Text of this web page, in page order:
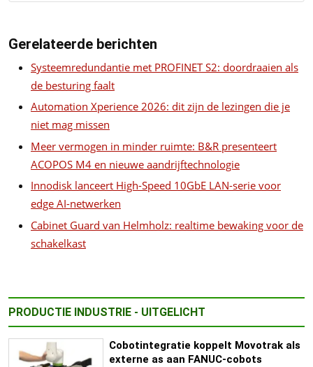
Gerelateerde berichten
Systeemredundantie met PROFINET S2: doordraaien als
de besturing faalt
Automation Xperience 2026: dit zijn de lezingen die je
niet mag missen
Meer vermogen in minder ruimte: B&R presenteert
ACOPOS M4 en nieuwe aandrijftechnologie
Innodisk lanceert High-Speed 10GbE LAN-serie voor
edge AI-netwerken
Cabinet Guard van Helmholz: realtime bewaking voor de
schakelkast
PRODUCTIE INDUSTRIE - UITGELICHT
Cobotintegratie koppelt Movotrak als
externe as aan FANUC-cobots